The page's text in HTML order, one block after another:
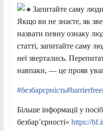
Запитайте саму
Якщо ви не знаєте, як
назвати певну ознаку
статті, запитайте саму
неї звертались.
навпаки, — це прояв
#безбарєрність#barrierfree
Більше інформації у
безбар’єрності» https://